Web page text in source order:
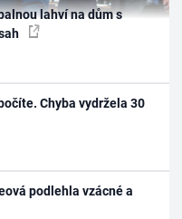
lahví na dům s
Chyba vydržela 30
podlehla vzácné a